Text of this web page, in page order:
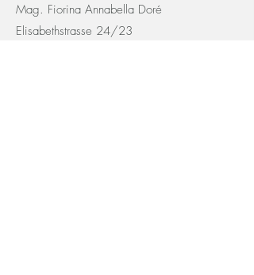
Mag. Fiorina Annabella Doré
Elisabethstrasse 24/23